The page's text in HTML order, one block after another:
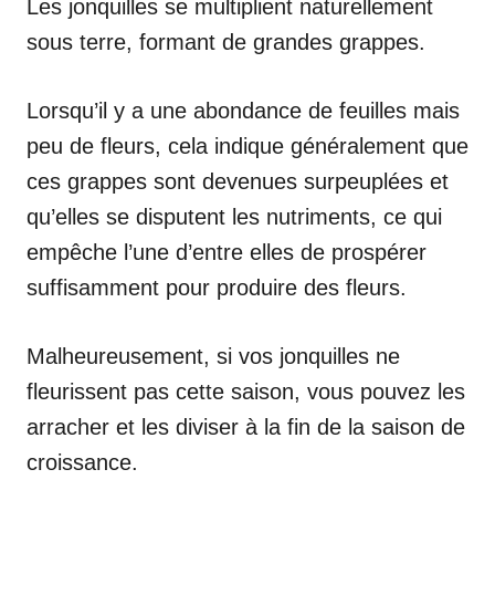
Les jonquilles se multiplient naturellement
sous terre, formant de grandes grappes.
Lorsqu’il y a une abondance de feuilles mais
peu de fleurs, cela indique généralement que
ces grappes sont devenues surpeuplées et
qu’elles se disputent les nutriments, ce qui
empêche l’une d’entre elles de prospérer
suffisamment pour produire des fleurs.
Malheureusement, si vos jonquilles ne
fleurissent pas cette saison, vous pouvez les
arracher et les diviser à la fin de la saison de
croissance.